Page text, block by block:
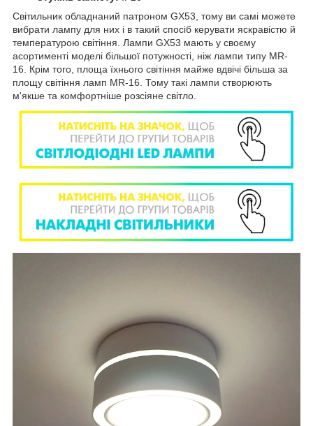
Світильник обладнаний патроном GX53, тому ви самі можете
вибрати лампу для них і в такий спосіб керувати яскравістю й
температурою світіння. Лампи GX53 мають у своєму
асортименті моделі більшої потужності, ніж лампи типу MR-
16. Крім того, площа їхнього світіння майже вдвічі більша за
площу світіння ламп MR-16. Тому такі лампи створюють
м'якше та комфортніше розсіяне світло.